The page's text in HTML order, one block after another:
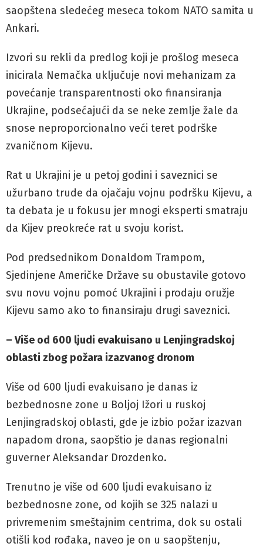
saopštena sledećeg meseca tokom NATO samita u
Ankari.
Izvori su rekli da predlog koji je prošlog meseca
inicirala Nemačka uključuje novi mehanizam za
povećanje transparentnosti oko finansiranja
Ukrajine, podsećajući da se neke zemlje žale da
snose neproporcionalno veći teret podrške
zvaničnom Kijevu.
Rat u Ukrajini je u petoj godini i saveznici se
užurbano trude da ojačaju vojnu podršku Kijevu, a
ta debata je u fokusu jer mnogi eksperti smatraju
da Kijev preokreće rat u svoju korist.
Pod predsednikom Donaldom Trampom,
Sjedinjene Američke Države su obustavile gotovo
svu novu vojnu pomoć Ukrajini i prodaju oružje
Kijevu samo ako to finansiraju drugi saveznici.
– Više od 600 ljudi evakuisano u Lenjingradskoj
oblasti zbog požara izazvanog dronom
Više od 600 ljudi evakuisano je danas iz
bezbednosne zone u Boljoj Ižori u ruskoj
Lenjingradskoj oblasti, gde je izbio požar izazvan
napadom drona, saopštio je danas regionalni
guverner Aleksandar Drozdenko.
Trenutno je više od 600 ljudi evakuisano iz
bezbednosne zone, od kojih se 325 nalazi u
privremenim smeštajnim centrima, dok su ostali
otišli kod rođaka, naveo je on u saopštenju,